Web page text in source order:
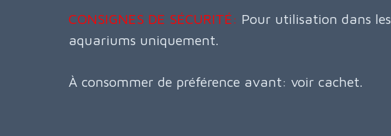
CONSIGNES DE SÉCURITÉ: Pour utilisation dans les
aquariums uniquement.
À consommer de préférence avant: voir cachet.